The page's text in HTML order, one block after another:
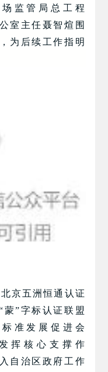
监管局总工程
室主任聂智煊围
为后续工作指明
京五洲恒通认证
”字标认证联盟
准发展促进会
挥核心支撑作
自治区政府工作